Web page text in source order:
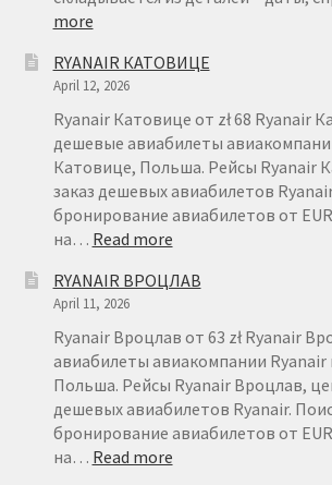
more:
АВИАБИЛЕТОВ
RYANAIR
–
FAQ
RYANAIR КАТОВИЦЕ
April 12, 2026
Ryanair Катовице от zł 68 Ryanair
дешевые авиабилеты
Катовице, Польша. Рейсы Ryanair
заказ дешевых авиабилетов
бронирование авиабилетов от
на… Read more:
КАТОВИЦЕ
RYANAIR ВРОЦЛАВ
April 11, 2026
Ryanair Вроцлав от 63 zł Ryanair
авиабилеты авиакомпании Ryanair
Польша. Рейсы Ryanair Вроцлав,
дешевых авиабилетов Ryanair.
бронирование авиабилетов от
на… Read more: